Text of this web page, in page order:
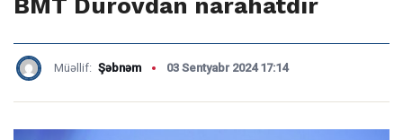
BMT Durovdan narahatdır
Müəllif: Şəbnəm 03 Sentyabr 2024 17:14